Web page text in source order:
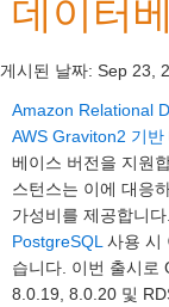
데이터
게시된 날짜: Sep 23,
Amazon Relational
AWS Graviton2 기반
베이스 버전을 지원
스턴스는 이에 대응
가성비를 제공합니다.
PostgreSQL 사용 시
습니다. 이번 출시로
8.0.19, 8.0.20 및